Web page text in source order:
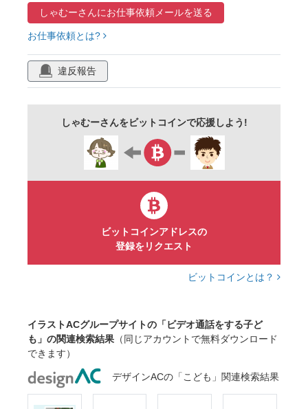
白黒 単色 モノクロ
しゃむーさんにお仕事依頼メールを送る
お仕事依頼とは?
違反報告
しゃむーさんをビットコインで応援しよう!
ビットコインアドレスの
登録をリクエスト
ビットコインとは？
イラストACグループサイトの「ビデオ通話をする子ど
も」の関連検索結果 （同じアカウントで無料ダウンロード
できます）
デザインACの「こども」関連検索結果